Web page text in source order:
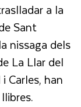
a la
Sant
nissaga dels
La Llar del
Carles, han